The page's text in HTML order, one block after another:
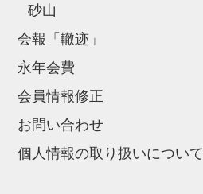
砂山
会報「轍迹」
永年会費
会員情報修正
お問い合わせ
個人情報の取り扱いについて